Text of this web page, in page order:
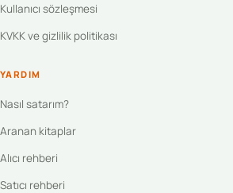
Kullanıcı sözleşmesi
KVKK ve gizlilik politikası
YARDIM
Nasıl satarım?
Aranan kitaplar
Alıcı rehberi
Satıcı rehberi